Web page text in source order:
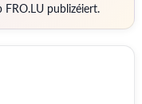
publizéiert.